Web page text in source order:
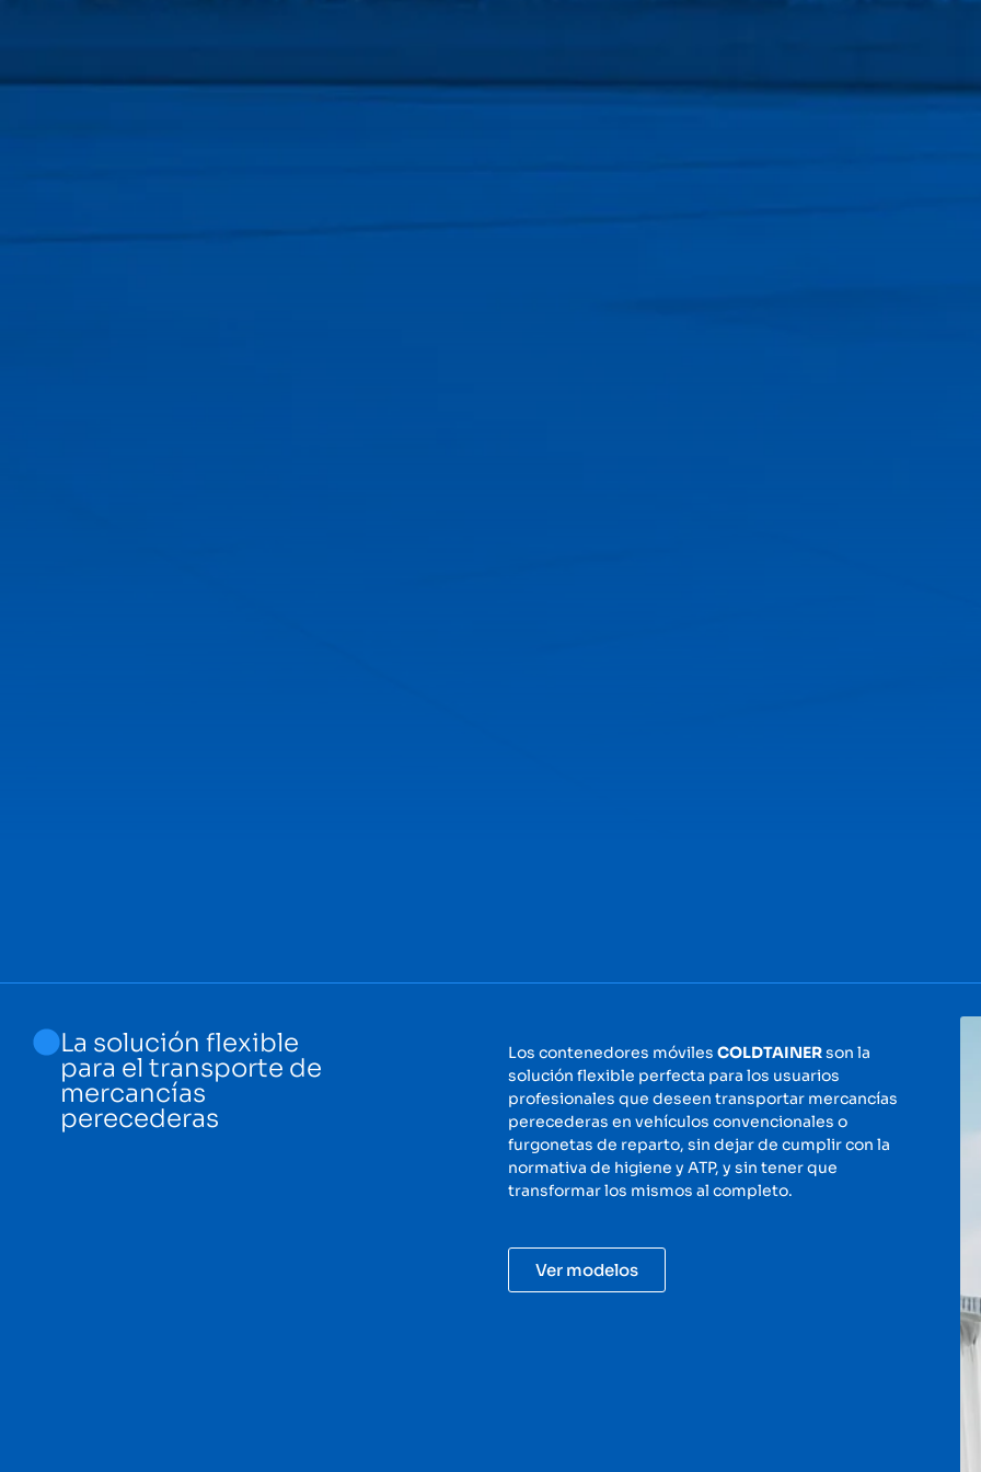
La solución flexible
para el transporte de
mercancías
perecederas
Los contenedores móviles COLDTAINERson la
solución flexible perfecta para los usuarios
profesionales que deseen transportar mercancías
perecederas en vehículos convencionales o
furgonetas de reparto, sin dejar de cumplir con la
normativa de higiene y ATP, y sin tener que
transformar los mismos al completo.
Ver modelos